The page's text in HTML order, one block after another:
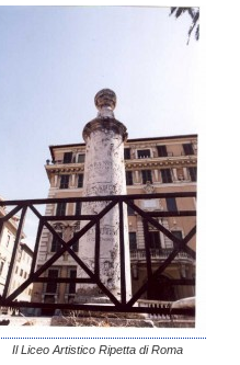
Il Liceo Artistico Ripetta di Roma